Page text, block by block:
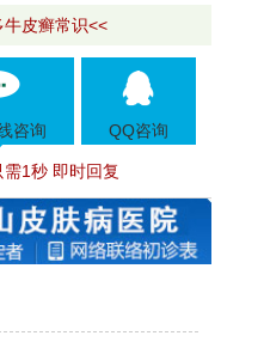
皮癣常识<<
咨询 QQ咨询
需1秒 即时回复